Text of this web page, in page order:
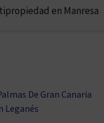
en Manresa
De Gran Canaria
Leganés